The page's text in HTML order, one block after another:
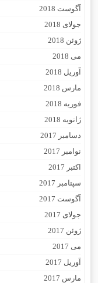
آگوست 2018
جولای 2018
ژوئن 2018
می 2018
آوریل 2018
مارس 2018
فوریه 2018
ژانویه 2018
دسامبر 2017
نوامبر 2017
اکتبر 2017
سپتامبر 2017
آگوست 2017
جولای 2017
ژوئن 2017
می 2017
آوریل 2017
مارس 2017